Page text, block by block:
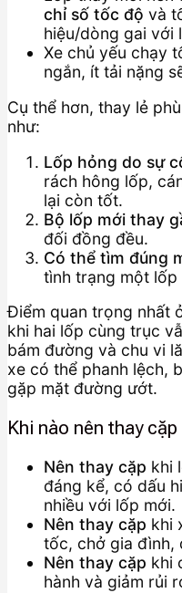
chỉ số tốc độ và
hiệu/dòng gai với
Xe chủ yếu chạy
ngắn, ít tải nặng
Cụ thể hơn, thay lẻ
như:
Lốp hỏng do sự
rách hông lốp,
lại còn tốt.
Bộ lốp mới thay
đối đồng đều.
Có thể tìm đúng
tình trạng một lốp
Điểm quan trọng nhất
khi hai lốp cùng trục
bám đường và chu vi
xe có thể phanh lệch,
gặp mặt đường ướt.
Khi nào nên thay
Nên thay cặp khi
đáng kể, có dấu
nhiều với lốp mới.
Nên thay cặp khi
tốc, chở gia đình,
Nên thay cặp khi
hành và giảm rủi